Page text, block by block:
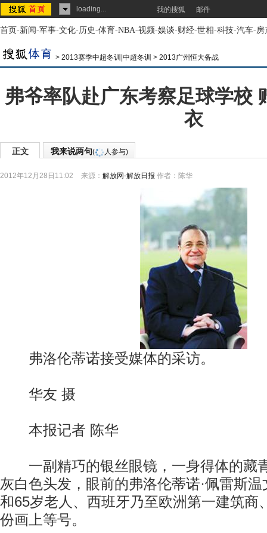
loading... 我的搜狐 邮件
首页-新闻-军事-文化-历史-体育-NBA-视频-娱谈-财经-世相-科技-汽车-房
> 2013赛季中超冬训|中超冬训 > 2013广州恒大备战
弗爷率队赴广东考察足球学校
衣
正文 我来说两句( 人参与)
2012年12月28日11:02 来源： 解放网-解放日报 作者：陈华
弗洛伦蒂诺接受媒体的采访。
华友 摄
本报记者 陈华
一副精巧的银丝眼镜，一身得体的藏
灰白色头发，眼前的弗洛伦蒂诺·佩雷斯
和65岁老人、西班牙乃至欧洲第一建筑商
份画上等号。